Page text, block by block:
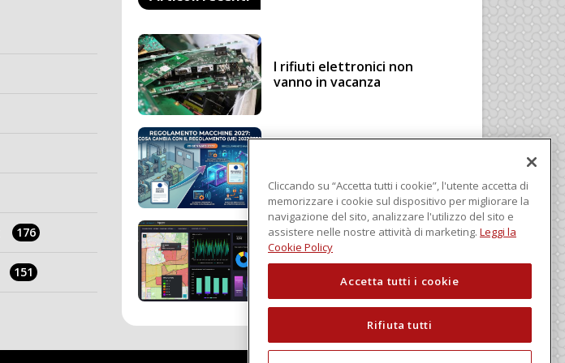
176
151
I rifiuti elettronici non
vanno in vacanza
Regolamento Macchine
2023/1230
Schneider Electric, una
piattaforma di intelligenza
Cliccando su “Accetta tutti i cookie”, l'utente accetta di
memorizzare i cookie sul dispositivo per migliorare la
navigazione del sito, analizzare l'utilizzo del sito e
assistere nelle nostre attività di marketing. Leggi la
Cookie Policy
Accetta tutti i cookie
Rifiuta tutti